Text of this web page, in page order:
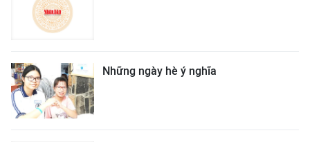
Những ngày hè ý nghĩa